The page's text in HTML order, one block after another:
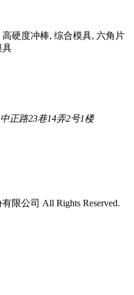
硬度冲棒, 综合模具, 六角片
具
正路23巷14弄2号1楼
限公司 All Rights Reserved.